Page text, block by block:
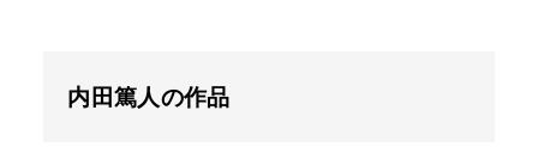
内田篤人の作品